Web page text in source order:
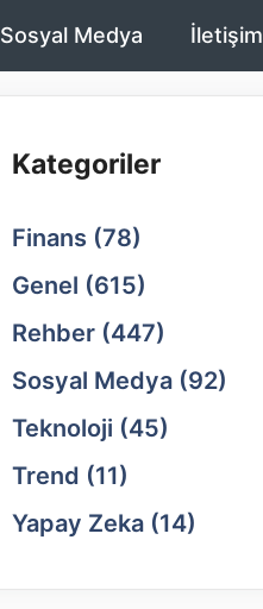
Sosyal Medya İletişim
Kategoriler
Finans (78)
Genel (615)
Rehber (447)
Sosyal Medya (92)
Teknoloji (45)
Trend (11)
Yapay Zeka (14)